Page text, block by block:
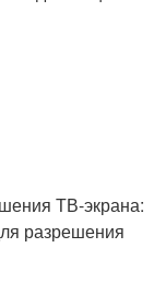
ТВ-экрана:
разрешения